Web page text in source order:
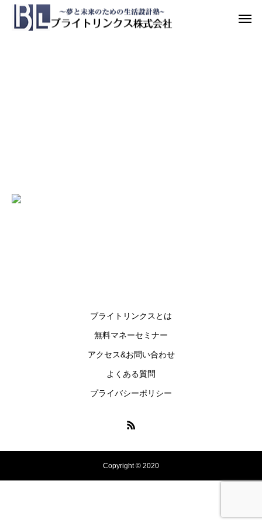
ブライトリンクスとは
無料マネーセミナー
アクセス&お問い合わせ
よくある質問
プライバシーポリシー
Copyright © 2020